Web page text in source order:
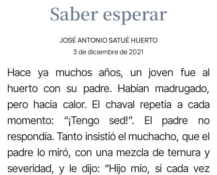
Saber esperar
JOSÉ ANTONIO SATUÉ HUERTO
3 de diciembre de 2021
Hace ya muchos años, un joven fue al
huerto con su padre. Habían madrugado,
pero hacía calor. El chaval repetía a cada
momento: “¡Tengo sed!”. El padre no
respondía. Tanto insistió el muchacho, que el
padre lo miró, con una mezcla de ternura y
severidad, y le dijo: “Hijo mío, si cada vez